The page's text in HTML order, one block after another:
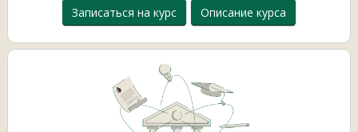
Записаться на курс Описание курса